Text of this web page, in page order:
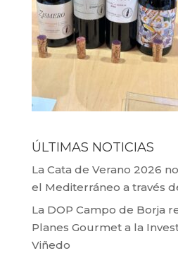
ÚLTIMAS NOTICIAS
La Cata de Verano 2026
el Mediterráneo a través
La DOP Campo de Borja
Planes Gourmet a la
Viñedo